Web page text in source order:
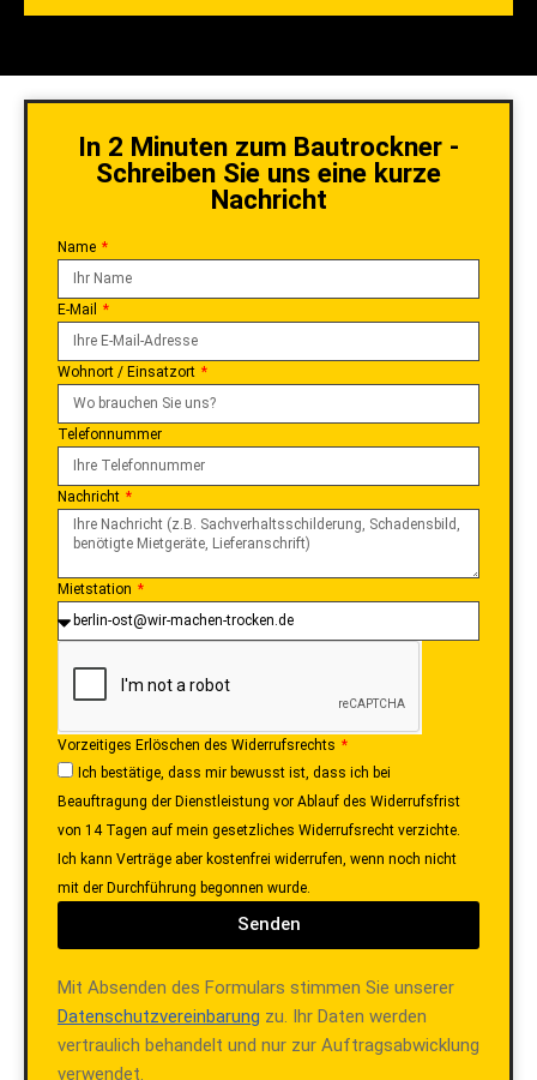
In 2 Minuten zum Bautrockner -
Schreiben Sie uns eine kurze
Nachricht
Name
E-Mail
Wohnort / Einsatzort
Telefonnummer
Nachricht
Mietstation
Vorzeitiges Erlöschen des Widerrufsrechts
Ich bestätige, dass mir bewusst ist, dass ich bei
Beauftragung der Dienstleistung vor Ablauf des Widerrufsfrist
von 14 Tagen auf mein gesetzliches Widerrufsrecht verzichte.
Ich kann Verträge aber kostenfrei widerrufen, wenn noch nicht
mit der Durchführung begonnen wurde.
Senden
Mit Absenden des Formulars stimmen Sie unserer
Datenschutzvereinbarung zu. Ihr Daten werden
vertraulich behandelt und nur zur Auftragsabwicklung
verwendet.